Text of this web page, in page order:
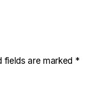
fields are marked *